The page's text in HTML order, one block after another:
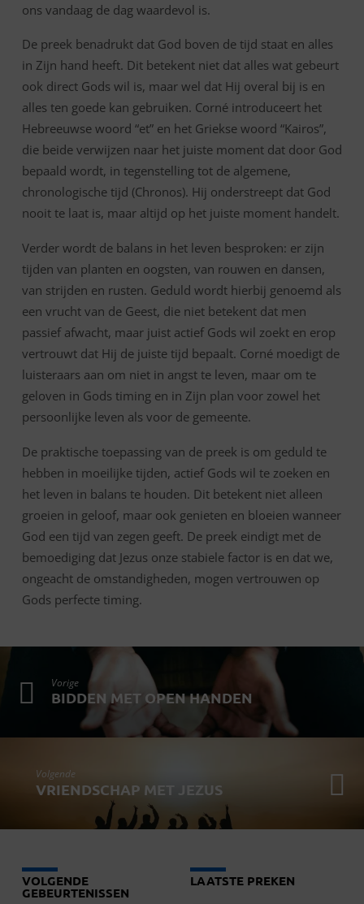
ons vandaag de dag waardevol is.
De preek benadrukt dat God boven de tijd staat en alles
in Zijn hand heeft. Dit betekent niet dat alles wat gebeurt
ook direct Gods wil is, maar wel dat Hij overal bij is en
alles ten goede kan gebruiken. Corné introduceert het
Hebreeuwse woord “et” en het Griekse woord “Kairos”,
die beide verwijzen naar het juiste moment dat door God
bepaald wordt, in tegenstelling tot de algemene,
chronologische tijd (Chronos). Hij onderstreept dat God
nooit te laat is, maar altijd op het juiste moment handelt.
Verder wordt de balans in het leven besproken: er zijn
tijden van planten en oogsten, van rouwen en dansen,
van strijden en rusten. Geduld wordt hierbij genoemd als
een vrucht van de Geest, die niet betekent dat men
passief afwacht, maar juist actief Gods wil zoekt en erop
vertrouwt dat Hij de juiste tijd bepaalt. Corné moedigt de
luisteraars aan om niet in angst te leven, maar om te
geloven in Gods timing en in Zijn plan voor zowel het
persoonlijke leven als voor de gemeente.
De praktische toepassing van de preek is om geduld te
hebben in moeilijke tijden, actief Gods wil te zoeken en
het leven in balans te houden. Dit betekent niet alleen
groeien in geloof, maar ook genieten en bloeien wanneer
God een tijd van zegen geeft. De preek eindigt met de
bemoediging dat Jezus onze stabiele factor is en dat we,
ongeacht de omstandigheden, mogen vertrouwen op
Gods perfecte timing.
Vorige
BIDDEN MET OPEN HANDEN
Volgende
VRIENDSCHAP MET JEZUS
VOLGENDE
GEBEURTENISSEN
LAATSTE PREKEN